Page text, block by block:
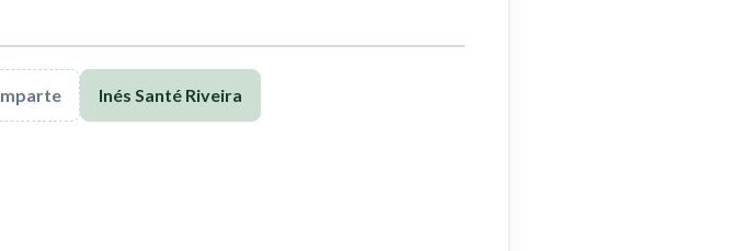
Inés Santé Riveira